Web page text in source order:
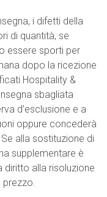
i difetti della
di quantità, se
essere sporti per
dopo la ricezione
Hospitality &
sbagliata
d’esclusione e a
oppure concederà
alla sostituzione di
supplementare è
diritto alla risoluzione
prezzo.